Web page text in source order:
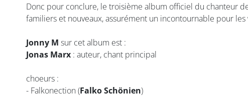
Donc pour conclure, le troisième album officiel du chanteur
familiers et nouveaux, assurément un incontournable pour les
Jonny M sur cet album est :
Jonas Marx : auteur, chant principal
choeurs :
- Falkonection (Falko Schönien)